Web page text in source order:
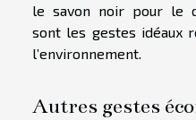
le savon noir pour le
sont les gestes idéaux
l’environnement.
Autres gestes